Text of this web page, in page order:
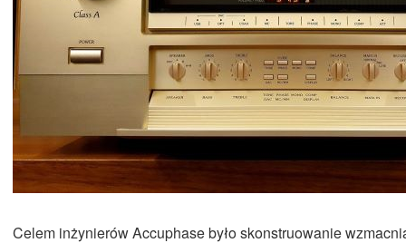
Celem inżynierów Accuphase było skonstruowanie